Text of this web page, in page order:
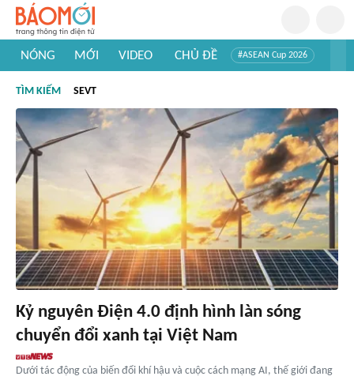
NÓNG MỚI VIDEO CHỦ ĐỀ #ASEAN Cup 2026
#Khám phá Việt Nam
TÌM KIẾM SEVT
Kỷ nguyên Điện 4.0 định hình làn sóng
chuyển đổi xanh tại Việt Nam
Dưới tác động của biến đổi khí hậu và cuộc cách mạng AI, thế giới đang